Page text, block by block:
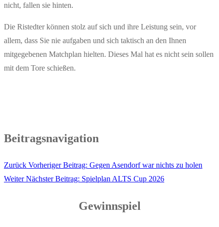
nicht, fallen sie hinten.
Die Ristedter können stolz auf sich und ihre Leistung sein, vor
allem, dass Sie nie aufgaben und sich taktisch an den Ihnen
mitgegebenen Matchplan hielten. Dieses Mal hat es nicht sein sollen
mit dem Tore schießen.
Beitragsnavigation
Zurück Vorheriger Beitrag: Gegen Asendorf war nichts zu holen
Weiter Nächster Beitrag: Spielplan ALTS Cup 2026
Gewinnspiel